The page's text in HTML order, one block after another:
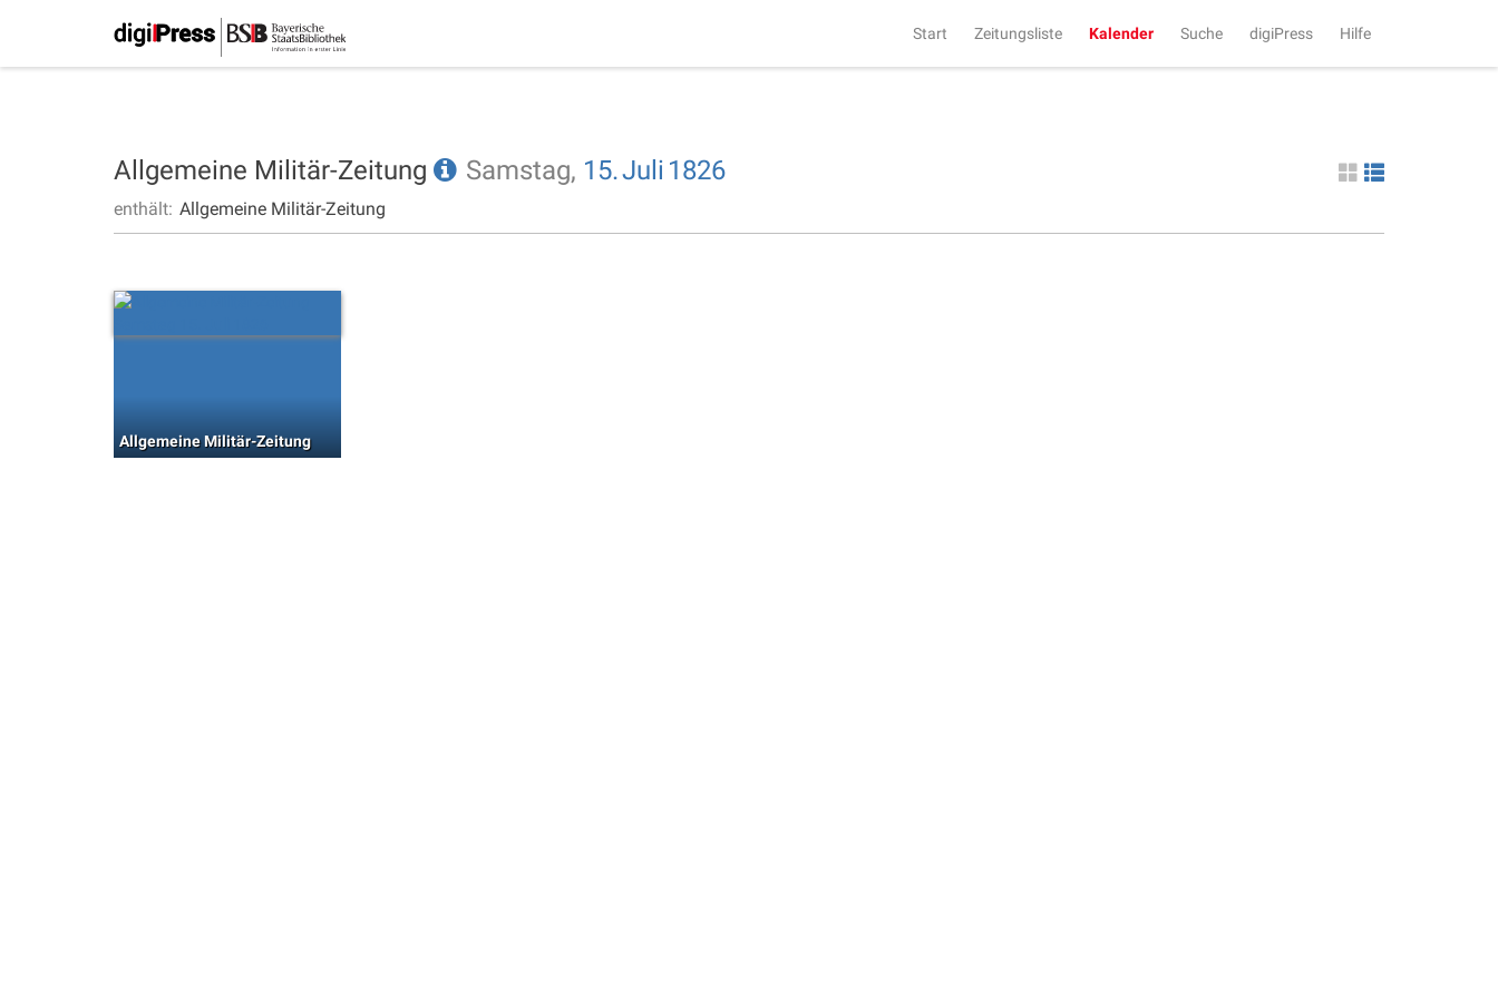
Start Zeitungsliste Kalender Suche digiPress Hilfe
Allgemeine Militär-Zeitung Samstag, 15.Juli 1826
enthält: Allgemeine Militär-Zeitung
Allgemeine Militär-Zeitung